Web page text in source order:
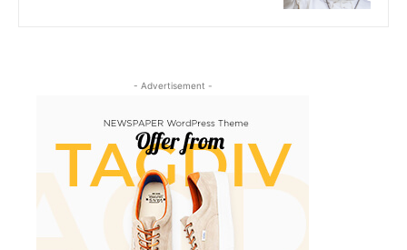
- Advertisement -